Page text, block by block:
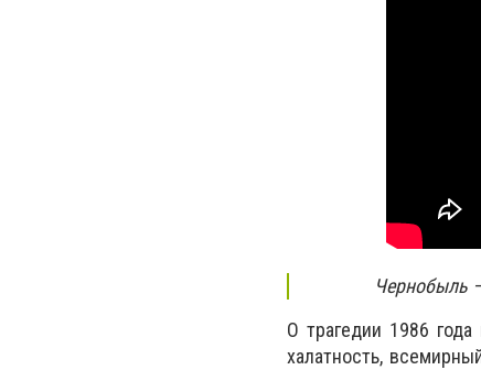
Чернобыль
О трагедии 1986
халатность,